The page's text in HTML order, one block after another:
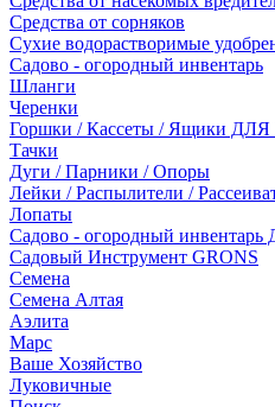
Средства от сорняков
Сухие водорастворимые
Садово - огородный инвентарь
Шланги
Черенки
Горшки / Кассеты / Ящики
Тачки
Дуги / Парники / Опоры
Лейки / Распылители /
Лопаты
Садово - огородный
Садовый Инструмент GRONS
Семена
Семена Алтая
Аэлита
Марс
Ваше Хозяйство
Луковичные